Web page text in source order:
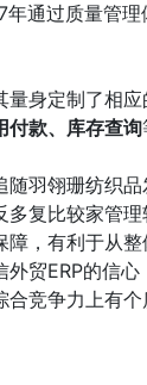
过质量管
身定制了相应
付款、库存查询
羽翎珊纺
复比较家管
，有利于从
贸ERP的信
竞争力上有个